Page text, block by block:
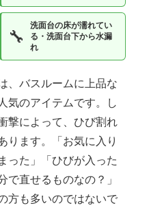
🔧
洗面台の床が濡れてい
る・洗面台下から水漏
れ
、バスルームに上品な
気のアイテムです。し
撃によって、ひび割れ
ります。「お気に入り
った」「ひびが入った
で直せるものなの？」
方も多いのではないで